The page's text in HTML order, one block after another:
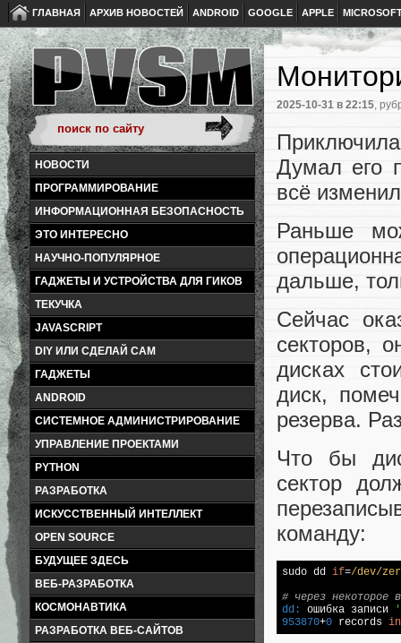
ГЛАВНАЯ АРХИВ НОВОСТЕЙ ANDROID GOOGLE APPLE
НОВОСТИ
ПРОГРАММИРОВАНИЕ
ИНФОРМАЦИОННАЯ БЕЗОПАСНОСТЬ
ЭТО ИНТЕРЕСНО
НАУЧНО-ПОПУЛЯРНОЕ
ГАДЖЕТЫ И УСТРОЙСТВА ДЛЯ ГИКОВ
ТЕКУЧКА
JAVASCRIPT
DIY ИЛИ СДЕЛАЙ САМ
ГАДЖЕТЫ
ANDROID
СИСТЕМНОЕ АДМИНИСТРИРОВАНИЕ
УПРАВЛЕНИЕ ПРОЕКТАМИ
PYTHON
РАЗРАБОТКА
ИСКУССТВЕННЫЙ ИНТЕЛЛЕКТ
OPEN SOURCE
БУДУЩЕЕ ЗДЕСЬ
ВЕБ-РАЗРАБОТКА
КОСМОНАВТИКА
РАЗРАБОТКА ВЕБ-САЙТОВ
2025-10-31 в 22:15,
Думал его
всё
Раньше
дальше,
Сейчас
секторов,
дисках
диск,
резерва.
Что бы
сектор
команду:
sudo dd if=/dev/
# через некоторое
dd:
ошибка записи
953870+0 records in